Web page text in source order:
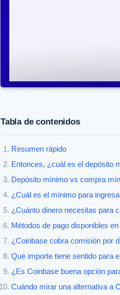
Tabla de contenidos
Resumen rápido
Entonces, ¿cuál es el depósito
Depósito mínimo vs compra
¿Cuál es el mínimo para
¿Cuánto dinero necesitas para
Métodos de pago disponibles
¿Coinbase cobra comisión por
Qué importe tiene sentido para
¿Es Coinbase buena opción
Cuándo mirar una alternativa a